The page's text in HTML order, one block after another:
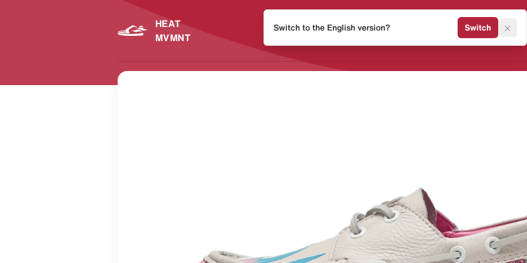
HEAT
MVMNT
Release Kalender Sneaker
Switch to the English version? Switch ×